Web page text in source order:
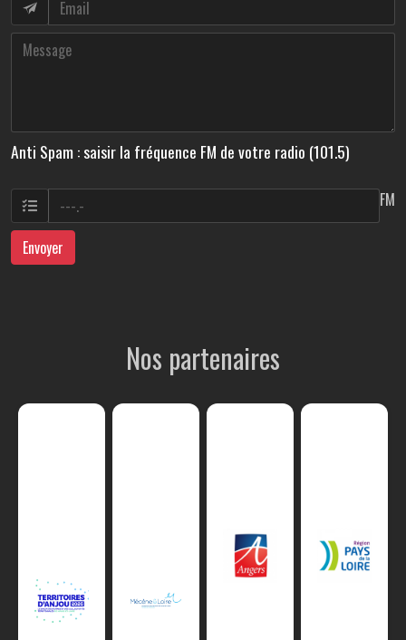
Anti Spam : saisir la fréquence FM de votre radio (101.5)
FM
Envoyer
Nos partenaires